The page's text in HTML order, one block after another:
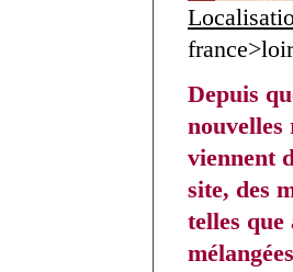
Depuis
nouvelles
viennent
site, des
telles que